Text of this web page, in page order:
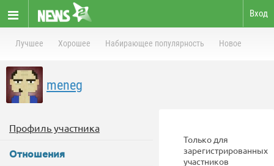
Вход
Лучшее Хорошее Набирающее популярность Новое
meneg
Профиль участника
Отношения
Только для
зарегистрированных
участников